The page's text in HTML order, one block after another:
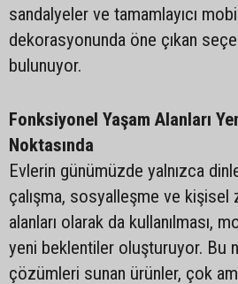
sandalyeler ve tamamlayıcı
dekorasyonunda öne çıkan
bulunuyor.
Fonksiyonel Yaşam Alanları
Noktasında
Evlerin günümüzde yalnızca
çalışma, sosyalleşme ve kişisel
alanları olarak da kullanılması,
yeni beklentiler oluşturuyor. Bu
çözümleri sunan ürünler, çok